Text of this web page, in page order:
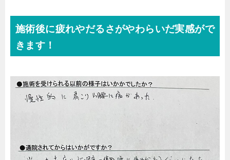
施術後に疲れやだるさがやわらいだ実感がで
きます！